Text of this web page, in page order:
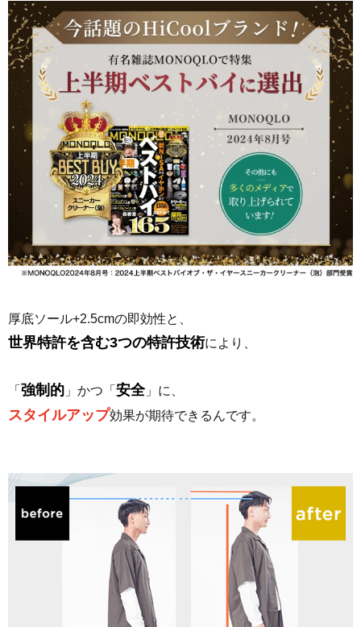
厚底ソール+2.5cmの即効性と、
世界特許を含む3つの特許技術により、
「 強制的 」かつ「 安全」に、
スタイルアップ効果が期待できるんです。